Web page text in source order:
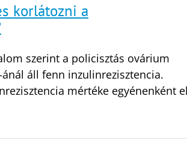
korlátozni a
szerint a policisztás ovárium
áll fenn inzulinrezisztencia.
mértéke egyénenként